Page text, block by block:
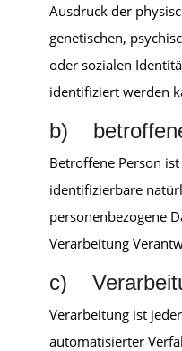
Ausdruck der
genetischen,
oder sozialen
identifiziert werden
b)
Betroffene Person
identifizierbare
personenbezogene
Verarbeitung
c)
Verarbeitung ist
automatisierter